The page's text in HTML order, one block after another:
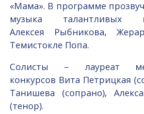
«Мама». В программе
музыка талантливых
Алексея Рыбникова,
Темистокле Попа.
Солисты – лауреат
конкурсов Вита Петрицкая
Танишева (сопрано),
(тенор).